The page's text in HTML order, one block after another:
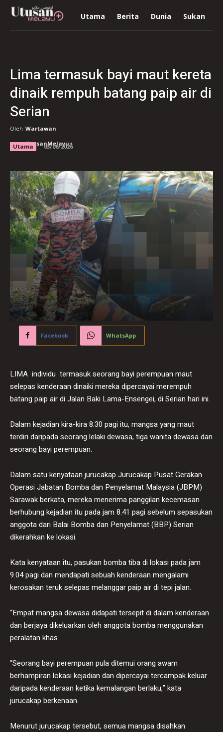
Utama Berita Dunia Sukan
Lima termasuk bayi maut kereta
dinaik rempuh batang paip air di
Serian
Oleh Wartawan
UtusanMelayu+
Utama 03/06/2026
Facebook WhatsApp
LIMA individu termasuk seorang bayi perempuan maut
selepas kenderaan dinaiki mereka dipercayai merempuh
batang paip air di Jalan Baki Lama-Ensengei, di Serian hari ini.
Dalam kejadian kira-kira 8.30 pagi itu, mangsa yang maut
terdiri daripada seorang lelaki dewasa, tiga wanita dewasa dan
seorang bayi perempuan.
Dalam satu kenyataan jurucakap Jurucakap Pusat Gerakan
Operasi Jabatan Bomba dan Penyelamat Malaysia (JBPM)
Sarawak berkata, mereka menerima panggilan kecemasan
berhubung kejadian itu pada jam 8.41 pagi sebelum sepasukan
anggota dari Balai Bomba dan Penyelamat (BBP) Serian
dikerahkan ke lokasi.
Kata kenyataan itu, pasukan bomba tiba di lokasi pada jam
9.04 pagi dan mendapati sebuah kenderaan mengalami
kerosakan teruk selepas melanggar paip air di tepi jalan.
“Empat mangsa dewasa didapati tersepit di dalam kenderaan
dan berjaya dikeluarkan oleh anggota bomba menggunakan
peralatan khas.
“Seorang bayi perempuan pula ditemui orang awam
berhampiran lokasi kejadian dan dipercayai tercampak keluar
daripada kenderaan ketika kemalangan berlaku,” kata
jurucakap berkenaan.
Menurut jurucakap tersebut, semua mangsa disahkan